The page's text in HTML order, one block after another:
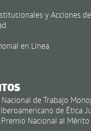
y Acciones de
en Línea
de Trabajo
de Ética
Nacional al